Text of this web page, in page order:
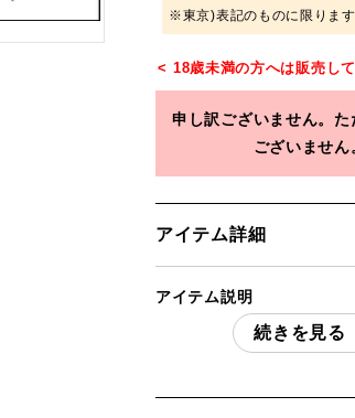
※東京)表記のものに限ります
申し訳ございません。
ございません
アイテム詳細
アイテム説明
東京マルイM1851 NAVY
真に写っているものが全て
続きを見る